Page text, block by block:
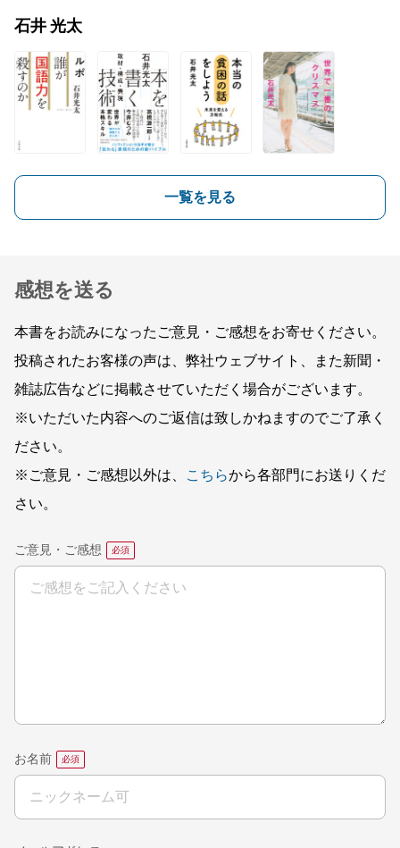
石井 光太
一覧を見る
感想を送る
本書をお読みになったご意見・ご感想をお寄せください。
投稿されたお客様の声は、弊社ウェブサイト、また新聞・
雑誌広告などに掲載させていただく場合がございます。
※いただいた内容へのご返信は致しかねますのでご了承く
ださい。
※ご意見・ご感想以外は、
こちらから各部門にお送りくだ
さい。
ご意見・ご感想
お名前